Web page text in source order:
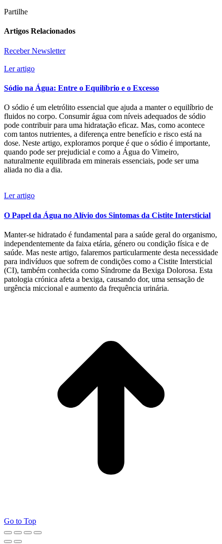
Partilhe
Artigos Relacionados
Receber Newsletter
Ler artigo
Sódio na Água: Entre o Equilíbrio e o Excesso
O sódio é um eletrólito essencial que ajuda a manter o equilíbrio de
fluidos no corpo. Consumir água com níveis adequados de sódio
pode contribuir para uma hidratação eficaz. Mas, como acontece
com tantos nutrientes, a diferença entre benefício e risco está na
dose. Neste artigo, exploramos porque é que o sódio é importante,
quando pode ser prejudicial e como a Água do Vimeiro,
naturalmente equilibrada em minerais essenciais, pode ser uma
aliada no dia a dia.
Ler artigo
O Papel da Água no Alívio dos Sintomas da Cistite Intersticial
Manter-se hidratado é fundamental para a saúde geral do organismo,
independentemente da faixa etária, género ou condição física e de
saúde. Mas neste artigo, falaremos particularmente desta necessidade
para indivíduos que sofrem de condições como a Cistite Intersticial
(CI), também conhecida como Síndrome da Bexiga Dolorosa. Esta
patologia crónica afeta a bexiga, causando dor, uma sensação de
urgência miccional e aumento da frequência urinária.
Go to Top